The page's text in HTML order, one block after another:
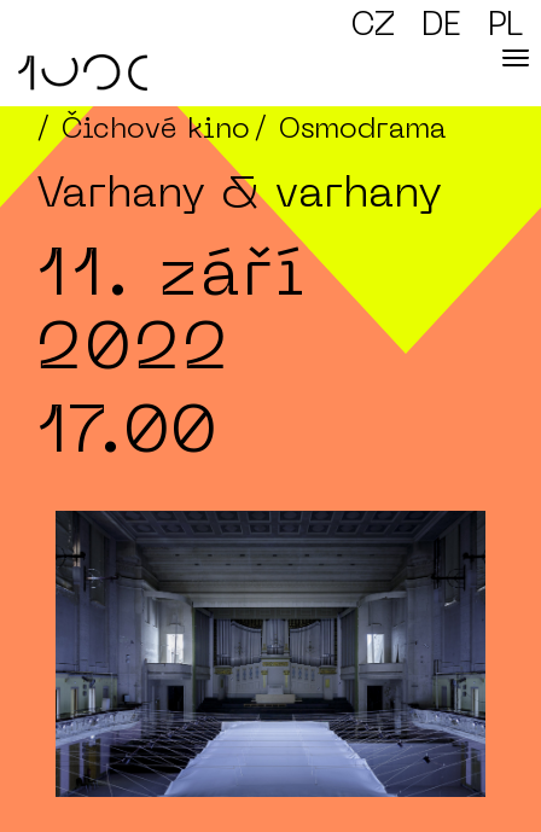
CZ DE PL
/ Čichové kino / Osmodrama
Varhany & varhany
11. září
2022
17.00